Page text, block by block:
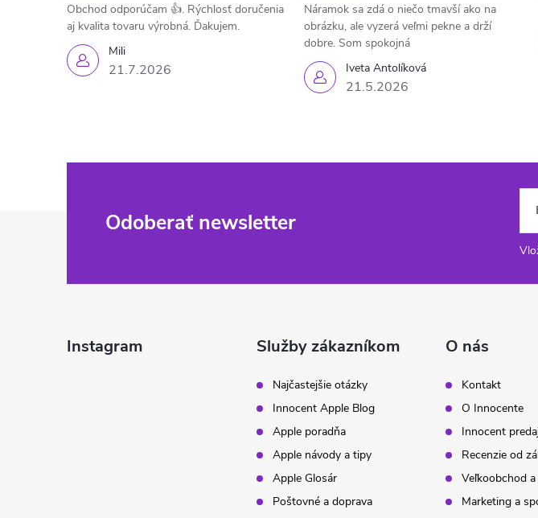
Mili
21.7.2026
Obchod odporúčam 👍. Rýchlosť doručenia
aj kvalita tovaru výrobná. Ďakujem.
Iveta Antolíková
21.5.2026
Náramok sa zdá o niečo tmavší ako na
obrázku, ale vyzerá veľmi pekne a drží
dobre. Som spokojná
Odoberať newsletter
Instagram Služby zákazníkom
Najčastejšie otázky
Innocent Apple Blog
Apple poradňa
Apple návody a tipy
Apple Glosár
Poštovné a doprava
O nás
Kontakt
O Innocente
Innocent
Recenzie od
Veľkoobchod
Marketing a